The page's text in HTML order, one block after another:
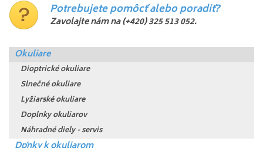
Potrebujete pomôcť alebo poradiť?
Zavolajte nám na(+420) 325 513 052.
Okuliare
Dioptrické okuliare
Slnečné okuliare
Lyžiarské okuliare
Doplnky okuliarov
Náhradné diely - servis